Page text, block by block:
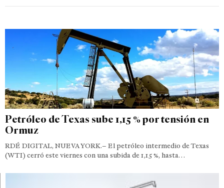
Petróleo de Texas sube 1,15 % por tensión en
Ormuz
RDÉ DIGITAL, NUEVA YORK.– El petróleo intermedio de Texas
(WTI) cerró este viernes con una subida de 1,15 %, hasta…